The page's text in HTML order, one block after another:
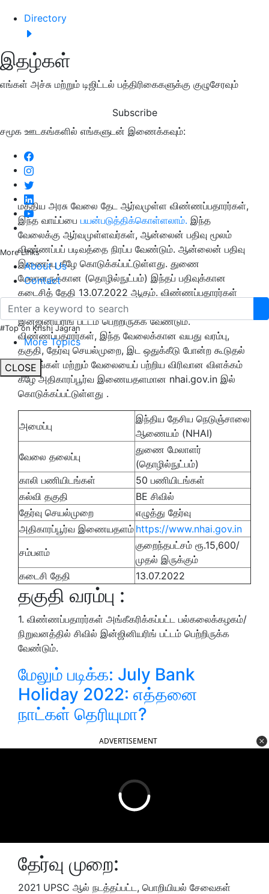
Directory
இதழ்கள்
எங்கள் அச்சு மற்றும் டிஜிட்டல் பத்திரிகைகளுக்கு குழுசேரவும்
Subscribe
சமூக ஊடகங்களில் எங்களுடன் இணைக்கவும்:
More Links
About Us
Contact
#Top on Krishi Jagran
More Topics
CLOSE
மத்திய அரசு வேலை தேட ஆர்வமுள்ள விண்ணப்பதாரர்கள்,
இந்த வாய்ப்பை பயன்படுத்திக்கொள்ளலாம். இந்த
வேலைக்கு ஆர்வமுள்ளவர்கள், ஆன்லைன் பதிவு மூலம்
விண்ணப்பப் படிவத்தை நிரப்ப வேண்டும். ஆன்லைன் பதிவு
இணைப்பு கீழே கொடுக்கப்பட்டுள்ளது. துணை
மேலாளருக்கான (தொழில்நுட்பம்) இந்தப் பதிவுக்கான
கடைசித் தேதி 13.07.2022 ஆகும். விண்ணப்பதாரர்கள்
அங்கீகரிக்கப்பட்ட பல்கலைக்கழகம்/நிறுவனத்தில் சிவில்
இன்ஜினியரிங் பட்டம் பெற்றிருக்க வேண்டும்.
விண்ணப்பதாரர்கள், இந்த வேலைக்கான வயது வரம்பு,
தகுதி, தேர்வு செயல்முறை, இட ஒதுக்கீடு போன்ற கூடுதல்
விவரங்கள் மற்றும் வேலையைப் பற்றிய விரிவான விளக்கம்
கீழே அதிகாரப்பூர்வ இணையதளமான nhai.gov.in இல்
கொடுக்கப்பட்டுள்ளது .
அமைப்பு
இந்திய தேசிய நெடுஞ்சாலை
ஆணையம் (NHAI)
வேலை தலைப்பு
துணை மேலாளர்
(தொழில்நுட்பம்)
காலி பணியிடங்கள்
50 பணியிடங்கள்
கல்வி தகுதி
BE சிவில்
தேர்வு செயல்முறை
எழுத்து தேர்வு
அதிகாரப்பூர்வ இணையதளம் https://www.nhai.gov.in
சம்பளம்
குறைந்தபட்சம் ரூ.15,600/
முதல் இருக்கும்
கடைசி தேதி
13.07.2022
தகுதி வரம்பு :
1. விண்ணப்பதாரர்கள் அங்கீகரிக்கப்பட்ட பல்கலைக்கழகம்/
நிறுவனத்தில் சிவில் இன்ஜினியரிங் பட்டம் பெற்றிருக்க
வேண்டும்.
மேலும் படிக்க: July Bank
Holiday 2022: எத்தனை
நாட்கள் தெரியுமா?
ADVERTISEMENT
தேர்வு முறை:
2021 UPSC ஆல் நடத்தப்பட்ட, பொறியியல் சேவைகள்